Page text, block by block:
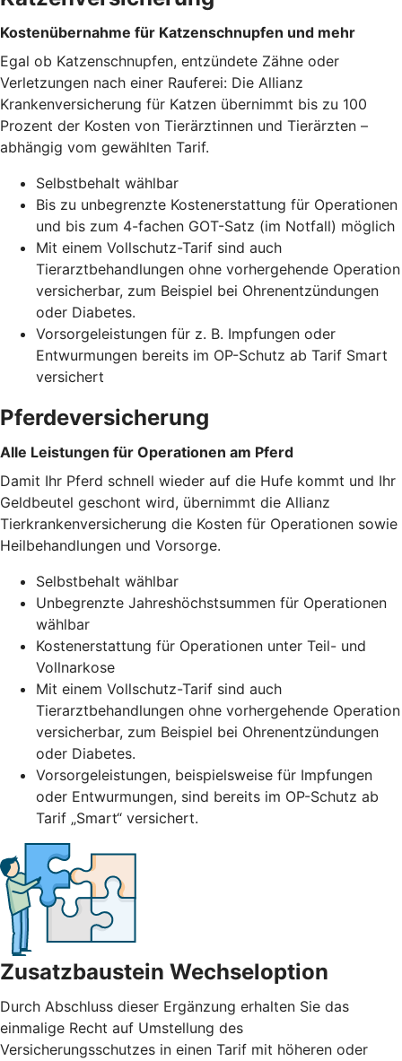
Kostenübernahme für Katzenschnupfen und mehr
Egal ob Katzenschnupfen, entzündete Zähne oder
Verletzungen nach einer Rauferei: Die Allianz
Krankenversicherung für Katzen übernimmt bis zu 100
Prozent der Kosten von Tierärztinnen und Tierärzten –
abhängig vom gewählten Tarif.
Selbstbehalt wählbar
Bis zu unbegrenzte Kostenerstattung für Operationen
und bis zum 4-fachen GOT-Satz (im Notfall) möglich
Mit einem Vollschutz-Tarif sind auch
Tierarztbehandlungen ohne vorhergehende Operation
versicherbar, zum Beispiel bei Ohrenentzündungen
oder Diabetes.
Vorsorgeleistungen für z. B. Impfungen oder
Entwurmungen bereits im OP-Schutz ab Tarif Smart
versichert
Pferdeversicherung
Alle Leistungen für Operationen am Pferd
Damit Ihr Pferd schnell wieder auf die Hufe kommt und Ihr
Geldbeutel geschont wird, übernimmt die Allianz
Tierkrankenversicherung die Kosten für Operationen sowie
Heilbehandlungen und Vorsorge.
Selbstbehalt wählbar
Unbegrenzte Jahreshöchstsummen für Operationen
wählbar
Kostenerstattung für Operationen unter Teil- und
Vollnarkose
Mit einem Vollschutz-Tarif sind auch
Tierarztbehandlungen ohne vorhergehende Operation
versicherbar, zum Beispiel bei Ohrenentzündungen
oder Diabetes.
Vorsorgeleistungen, beispielsweise für Impfungen
oder Entwurmungen, sind bereits im OP-Schutz ab
Tarif „Smart“ versichert.
Zusatzbaustein Wechseloption
Durch Abschluss dieser Ergänzung erhalten Sie das
einmalige Recht auf Umstellung des
Versicherungsschutzes in einen Tarif mit höheren oder